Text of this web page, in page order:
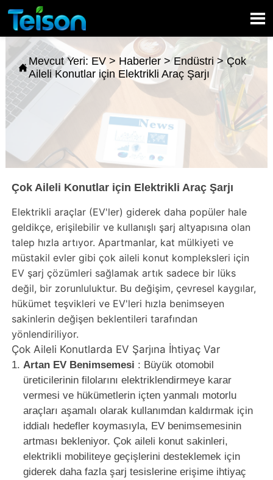


Mevcut Yeri: EV> Haberler> Endüstri>Çok
Aileli Konutlar için Elektrikli Araç Şarjı
Çok Aileli Konutlar için Elektrikli Araç Şarjı
Elektrikli araçlar (EV'ler) giderek daha popüler hale
geldikçe, erişilebilir ve kullanışlı şarj altyapısına olan
talep hızla artıyor. Apartmanlar, kat mülkiyeti ve
müstakil evler gibi çok aileli konut kompleksleri için
EV şarj çözümleri sağlamak artık sadece bir lüks
değil, bir zorunluluktur. Bu değişim, çevresel kaygılar,
hükümet teşvikleri ve EV'leri hızla benimseyen
sakinlerin değişen beklentileri tarafından
yönlendiriliyor.
Çok Aileli Konutlarda EV Şarjına İhtiyaç Var
Artan EV Benimsemesi : Büyük otomobil
üreticilerinin filolarını elektriklendirmeye karar
vermesi ve hükümetlerin içten yanmalı motorlu
araçları aşamalı olarak kullanımdan kaldırmak için
iddialı hedefler koymasıyla, EV benimsemesinin
artması bekleniyor. Çok aileli konut sakinleri,
elektrikli mobiliteye geçişlerini desteklemek için
giderek daha fazla şarj tesislerine erişime ihtiyaç